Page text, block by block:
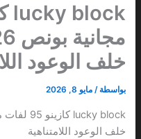
خلف الوعود
بواسطة /مايو 8, 2026
خلف الوعود اللامتناهية